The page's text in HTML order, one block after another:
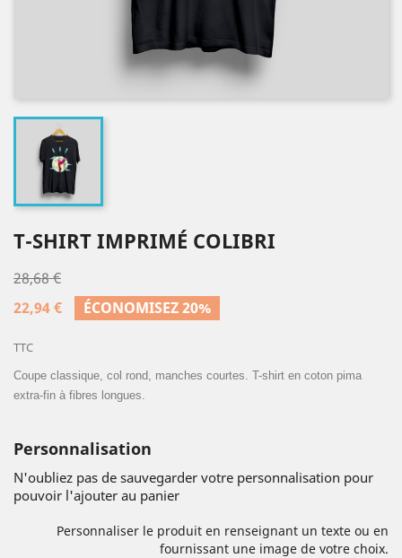
T-SHIRT IMPRIMÉ COLIBRI
28,68 €
22,94 €
ÉCONOMISEZ 20%
TTC
Coupe classique, col rond, manches courtes. T-shirt en coton pima
extra-fin à fibres longues.
Personnalisation
N'oubliez pas de sauvegarder votre personnalisation pour
pouvoir l'ajouter au panier
Personnaliser le produit en renseignant un texte ou en
fournissant une image de votre choix.